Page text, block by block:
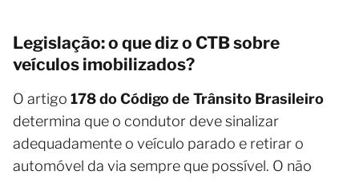
Legislação: o que diz o CTB sobre
veículos imobilizados?
O artigo 178 do Código de Trânsito Brasileiro
determina que o condutor deve sinalizar
adequadamente o veículo parado e retirar o
automóvel da via sempre que possível. O não